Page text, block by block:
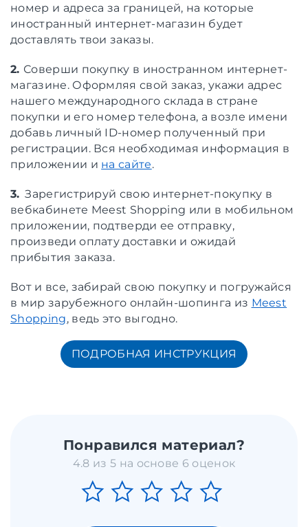
номер и адреса за границей, на которые
иностранный интернет-магазин будет
доставлять твои заказы.
2. Соверши покупку в иностранном интернет-
магазине. Оформляя свой заказ, укажи адрес
нашего международного склада в стране
покупки и его номер телефона, а возле имени
добавь личный ID-номер полученный при
регистрации. Вся необходимая информация в
приложении и на сайте.
3. Зарегистрируй свою интернет-покупку в
вебкабинете Meest Shopping или в мобильном
приложении, подтверди ее отправку,
произведи оплату доставки и ожидай
прибытия заказа.
Вот и все, забирай свою покупку и погружайся
в мир зарубежного онлайн-шопинга из Meest
Shopping, ведь это выгодно.
ПОДРОБНАЯ ИНСТРУКЦИЯ
Понравился материал?
4.8 из 5 на основе 6 оценок